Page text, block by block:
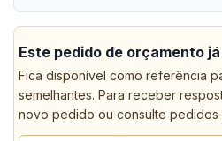
Este pedido de orçamento
Fica disponível como referência
semelhantes. Para receber
novo pedido ou consulte pedidos